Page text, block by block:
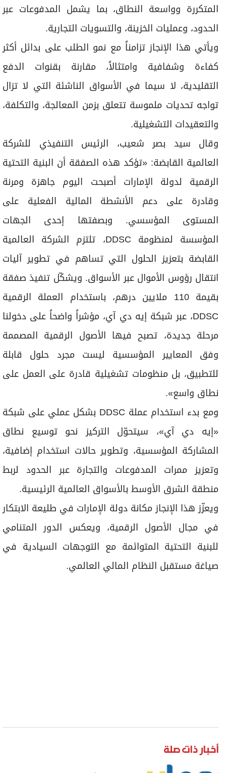
المتكررة وواسعة النطاق، بما يشمل المدفوعات عبر
الحدود، وعمليات الخزينة، والتسويات التجارية.
ويأتي هذا الإنجاز تزامناً مع نمو الطلب على بدائل أكثر
كفاءة وشفافية وامتثالاً، مقارنة بقنوات الدفع
التقليدية، لا سيما في الأسواق الناشئة التي لا تزال
تواجه تحديات ملموسة تتعلق بزمن المعالجة، والتكلفة،
والتعقيدات التشغيلية.
وقال سيد بصر شعيب، الرئيس التنفيذي للشركة
العالمية القابضة: «تؤكد هذه الصفقة أن البنية التحتية
الرقمية لدولة الإمارات أصبحت اليوم جاهزة ومرنة
وقادرة على دعم الأنشطة المالية الفعلية على
المستوى المؤسسي. وبصفتها إحدى الجهات
المؤسسة لمنظومة DDSC، تلتزم الشركة العالمية
القابضة بتعزيز الحلول التي تساهم في تطوير آليات
انتقال رؤوس الأموال عبر الأسواق. ويشكّل تنفيذ صفقة
بقيمة 110 ملايين درهم، باستخدام العملة الرقمية
DDSC، عبر شبكة إيه دي آي، مؤشراً واضحاً على دخولنا
مرحلة جديدة، تصبح فيها الأصول الرقمية المصممة
وفق المعايير المؤسسية ليست مجرد حلول قابلة
للتطبيق، بل منظومات تشغيلية قادرة على العمل على
نطاق واسع».
ومع بدء استخدام عملة DDSC بشكل عملي على شبكة
«إيه دي آي»، سيتحوّل التركيز نحو توسيع نطاق
المشاركة المؤسسية، وتطوير حالات استخدام إضافية،
وتعزيز ممرات المدفوعات والتجارة عبر الحدود لربط
منطقة الشرق الأوسط بالأسواق العالمية الرئيسية.
ويعزّز هذا الإنجاز مكانة دولة الإمارات في طليعة الابتكار
في مجال الأصول الرقمية، ويعكس الدور المتنامي
للبنية التحتية المتوائمة مع التوجهات السيادية في
صياغة مستقبل النظام المالي العالمي.
أخبار ذات صلة